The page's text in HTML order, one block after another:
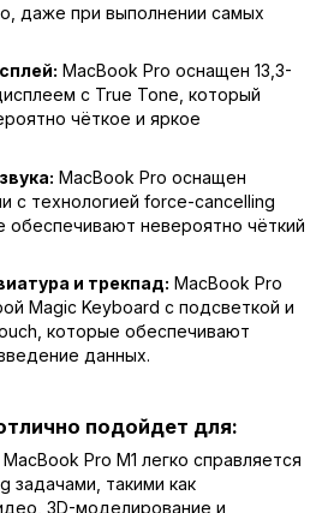
даже при выполнении самых
MacBook Pro оснащен 13,3-
с True Tone, который
чёткое и яркое
MacBook Pro оснащен
с технологией force-cancelling
обеспечивают невероятно чёткий
и трекпад: MacBook Pro
Magic Keyboard с подсветкой и
которые обеспечивают
данных.
подойдет для:
MacBook Pro M1 легко справляется
задачами, такими как
3D-моделирование и